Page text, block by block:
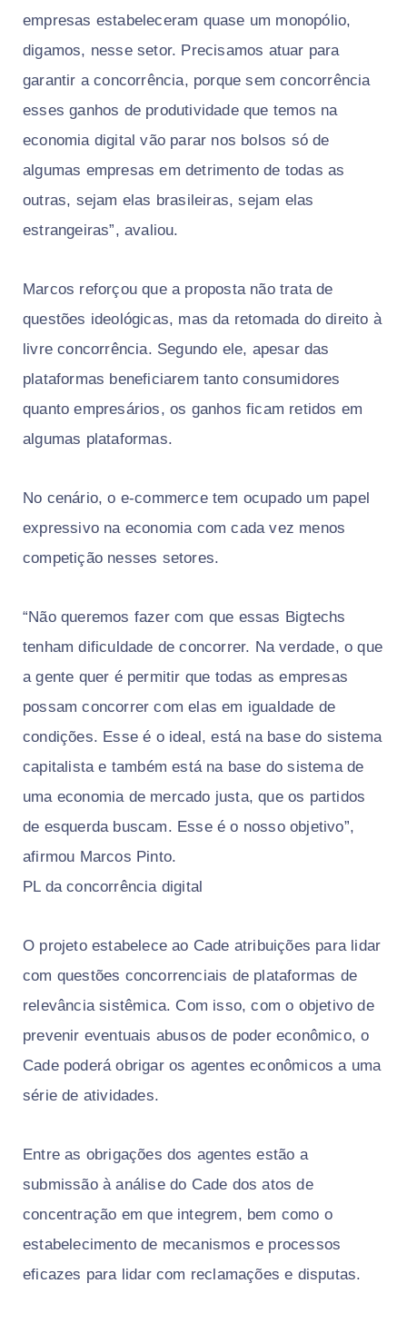
empresas estabeleceram quase um monopólio,
digamos, nesse setor. Precisamos atuar para
garantir a concorrência, porque sem concorrência
esses ganhos de produtividade que temos na
economia digital vão parar nos bolsos só de
algumas empresas em detrimento de todas as
outras, sejam elas brasileiras, sejam elas
estrangeiras”, avaliou.
Marcos reforçou que a proposta não trata de
questões ideológicas, mas da retomada do direito à
livre concorrência. Segundo ele, apesar das
plataformas beneficiarem tanto consumidores
quanto empresários, os ganhos ficam retidos em
algumas plataformas.
No cenário, o e-commerce tem ocupado um papel
expressivo na economia com cada vez menos
competição nesses setores.
“Não queremos fazer com que essas Bigtechs
tenham dificuldade de concorrer. Na verdade, o que
a gente quer é permitir que todas as empresas
possam concorrer com elas em igualdade de
condições. Esse é o ideal, está na base do sistema
capitalista e também está na base do sistema de
uma economia de mercado justa, que os partidos
de esquerda buscam. Esse é o nosso objetivo”,
afirmou Marcos Pinto.
PL da concorrência digital
O projeto estabelece ao Cade atribuições para lidar
com questões concorrenciais de plataformas de
relevância sistêmica. Com isso, com o objetivo de
prevenir eventuais abusos de poder econômico, o
Cade poderá obrigar os agentes econômicos a uma
série de atividades.
Entre as obrigações dos agentes estão a
submissão à análise do Cade dos atos de
concentração em que integrem, bem como o
estabelecimento de mecanismos e processos
eficazes para lidar com reclamações e disputas.